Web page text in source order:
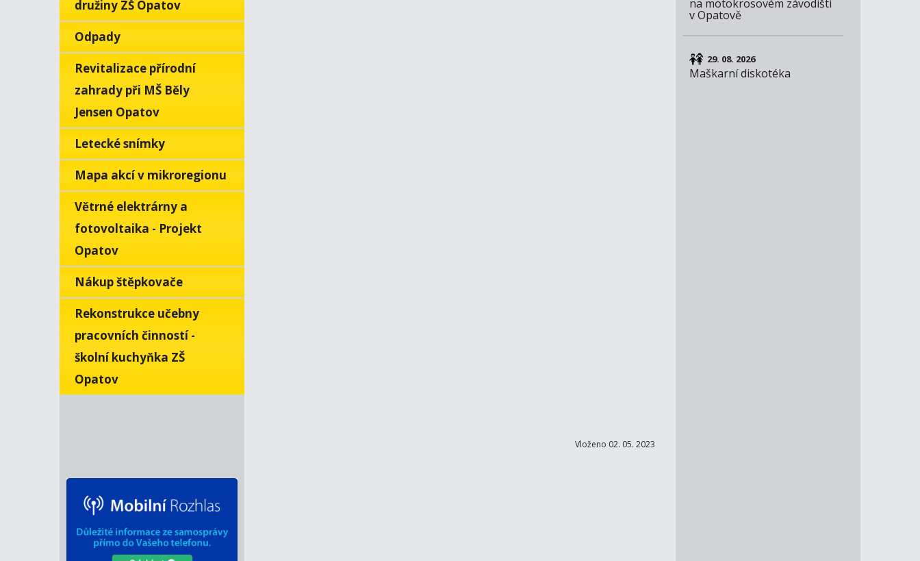
družiny ZŠ Opatov
Odpady
Revitalizace přírodní
zahrady při MŠ Běly
Jensen Opatov
Letecké snímky
Mapa akcí v mikroregionu
Větrné elektrárny a
fotovoltaika - Projekt
Opatov
Nákup štěpkovače
Rekonstrukce učebny
pracovních činností -
školní kuchyňka ZŠ
Opatov
Vloženo 02. 05. 2023
na motokrosovém závodišti
v Opatově
29. 08. 2026
Maškarní diskotéka